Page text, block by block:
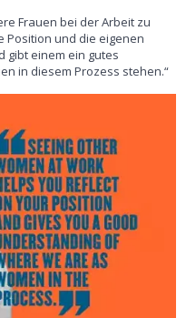
Frauen bei der Arbeit zu
Position und die eigenen
gibt einem ein gutes
in diesem Prozess stehen.“